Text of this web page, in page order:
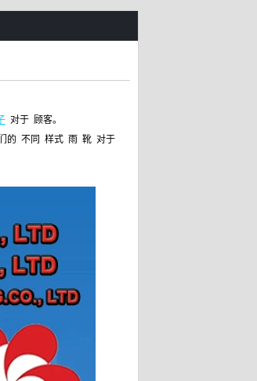
对于顾客。
的不同 样式雨 靴对于